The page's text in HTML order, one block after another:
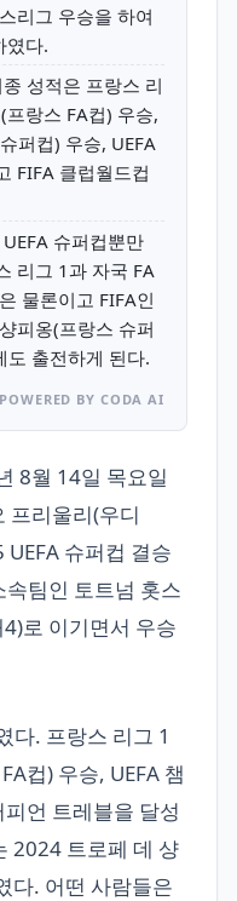
리그 우승을 하여
였다.
성적은 프랑스 리
랑스 FA컵) 우승,
퍼컵) 우승, UEFA
FIFA 클럽월드컵
슈퍼컵뿐만
리그 1과 자국 FA
물론이고 FIFA인
피옹(프랑스 슈퍼
도 출전하게 된다.
POWERED BY CODA AI
8월 14일 목요일
프리울리(우디
슈퍼컵 결승
속팀인 토트넘 홋스
로 이기면서 우승
다. 프랑스 리그 1
컵) 우승, UEFA 챔
언 트레블을 달성
2024 트로페 데 샹
다. 어떤 사람들은